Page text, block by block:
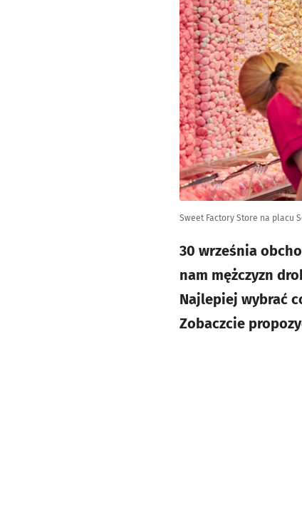
Sweet Factory Store na placu
30 września
nam mężczyzn
Najlepiej wybrać
Zobaczcie